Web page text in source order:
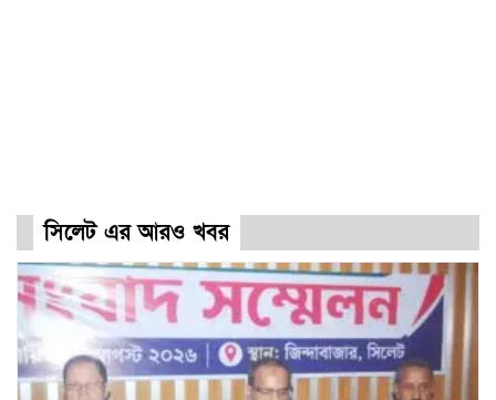
সিলেট এর আরও খবর